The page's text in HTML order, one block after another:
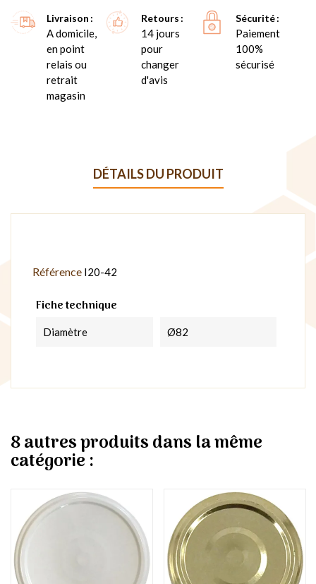
Livraison
A domicile,
en point
relais ou
retrait
magasin
Retours
14 jours
pour
changer
d'avis
Sécurité
Paiement
100%
sécurisé
DÉTAILS DU PRODUIT
Référence I20-42
Fiche technique
Diamètre Ø82
8 autres produits dans la même
catégorie :